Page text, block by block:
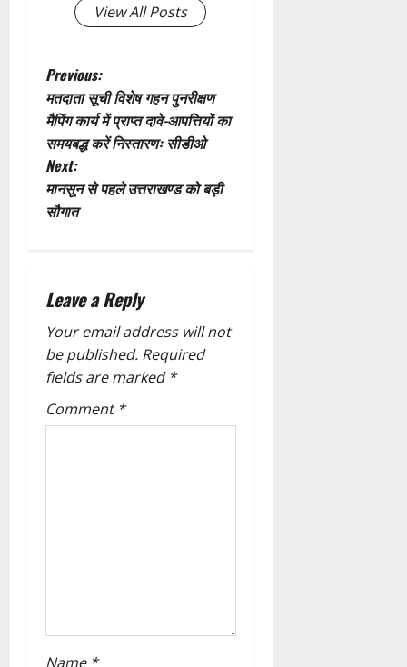
o
n
View All Posts
P
o
s
t
v
i
g
a
Previous:
मतदाता सूची विशेष गहन पुनरीक्षण
मैपिंग कार्य में प्राप्त दावे-आपत्तियों का
समयबद्ध करें निस्तारणः सीडीओ
Next:
मानसून से पहले उत्तराखण्ड को बड़ी
सौगात
Leave a Reply
Your email address will not
be published. Required
fields are marked *
Comment *
Name *